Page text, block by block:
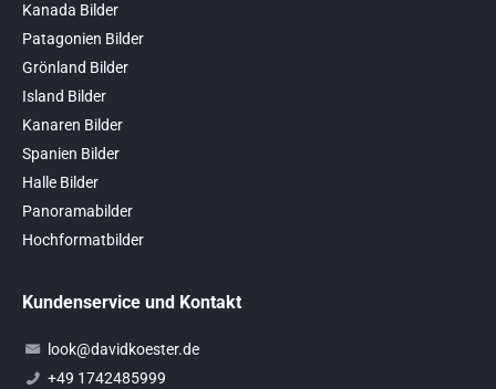
Kanada Bilder
Patagonien Bilder
Grönland Bilder
Island Bilder
Kanaren Bilder
Spanien Bilder
Halle Bilder
Panoramabilder
Hochformatbilder
Kundenservice und Kontakt
look@davidkoester.de
+49 1742485999